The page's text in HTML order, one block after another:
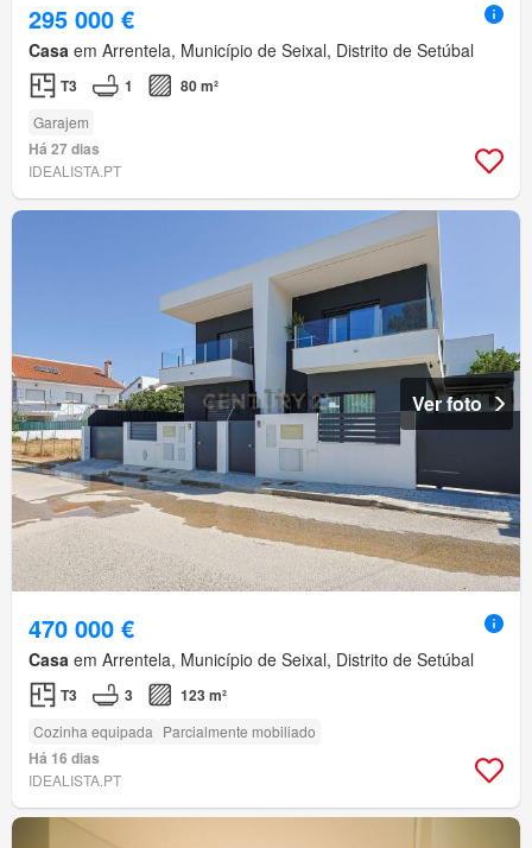
295 000 €
Casa em Arrentela, Município de Seixal, Distrito de Setúbal
T3 1 80 m²
Garajem
Há 27 dias
IDEALISTA.PT
Ver foto
470 000 €
Casa em Arrentela, Município de Seixal, Distrito de Setúbal
T3 3 123 m²
Cozinha equipada Parcialmente mobiliado
Há 16 dias
IDEALISTA.PT